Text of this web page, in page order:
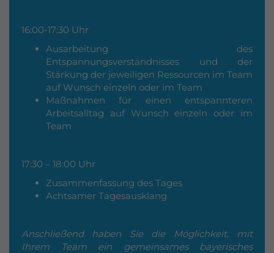
16:00-17:30 Uhr
Ausarbeitung des
Entspannungsverständnisses und der
Stärkung der jeweiligen Ressourcen im Team
auf Wunsch einzeln oder im Team
Maßnahmen für einen entspannteren
Arbeitsalltag auf Wunsch einzeln oder im
Team
17:30 – 18:00 Uhr
Zusammenfassung des Tages
Achtsamer Tagesausklang
Anschließend haben Sie die Möglichkeit, mit
Ihrem Team ein gemeinsames bayerisches